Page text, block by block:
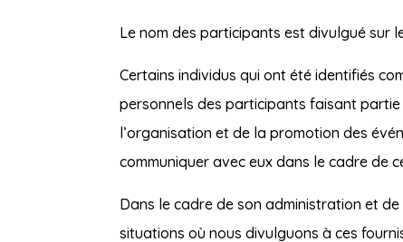
Le nom des participants est divulgué sur
Certains individus qui ont été identifiés
personnels des participants faisant
l’organisation et de la promotion des
communiquer avec eux dans le cadre de
Dans le cadre de son administration et
situations où nous divulguons à ces